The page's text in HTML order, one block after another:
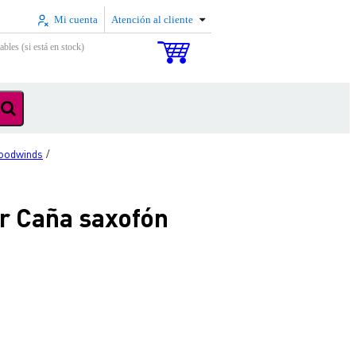
Mi cuenta Atención al cliente
(si está en stock)
/
Caña saxofón